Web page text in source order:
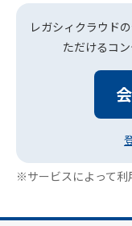
レガシィクラウド
ただけるコ
※サービスによって利